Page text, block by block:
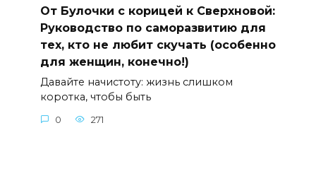
От Булочки с корицей к Сверхновой:
Руководство по саморазвитию для
тех, кто не любит скучать (особенно
для женщин, конечно!)
Давайте начистоту: жизнь слишком
коротка, чтобы быть
0 271